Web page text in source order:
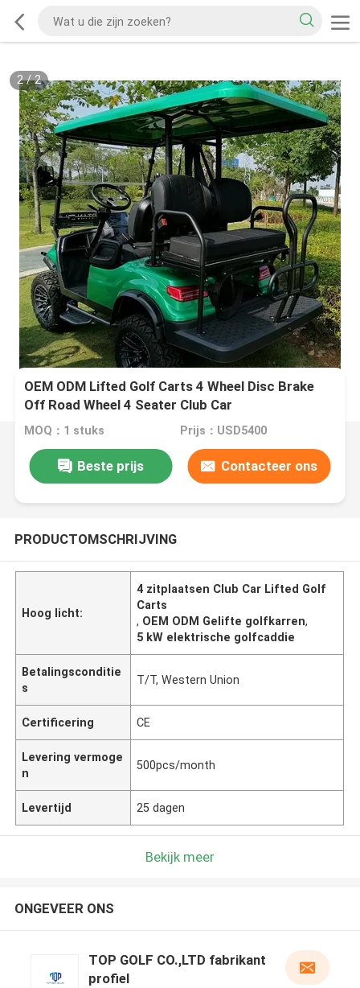
2/2
OEM ODM Lifted Golf Carts 4 Wheel Disc Brake
Off Road Wheel 4 Seater Club Car
MOQ：1 stuks Prijs：USD5400
Beste prijs Contacteer ons
PRODUCTOMSCHRIJVING
Hoog licht:
4 zitplaatsen Club Car Lifted Golf
Carts
, OEM ODM Gelifte golfkarren,
5 kW elektrische golfcaddie
Betalingsconditie
s
T/T, Western Union
Certificering CE
Levering vermoge
n
500pcs/month
Levertijd 25 dagen
Bekijk meer
ONGEVEER ONS
TOP GOLF CO.,LTD fabrikant
profiel